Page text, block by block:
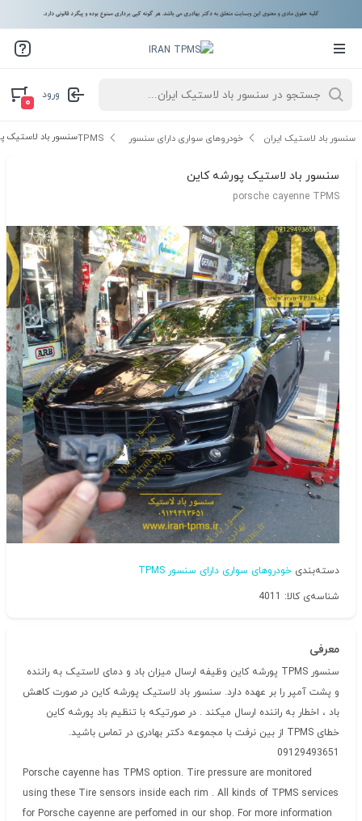
ورود
۰
سنسور باد لاستیک ایران خودروهای سواری دارای سنسور TPMS سنسور باد لاستیک
سنسور باد لاستیک پورشه کاین
porsche cayenne TPMS
دسته‌بندی خودروهای سواری دارای سنسور TPMS
شناسه‌ی کالا: 4011
معرفی
سنسور TPMS پورشه کاین وظیفه ارسال میزان باد و دمای لاستیک به راننده
و پشت آمپر را بر عهده دارد. سنسور باد لاستیک پورشه کاین در صورت کاهش
باد ، اخطار به راننده ارسال میکند . در صورتیکه با تنظیم باد پورشه کاین
خطای TPMS از بین نرفت با مجموعه دکتر بهادری در تماس باشید.
09129493651
Porsche cayenne has TPMS option. Tire pressure are monitored
using these Tire sensors inside each rim . All kinds of TPMS services
for Porsche cayenne are perfomed in our shop. For more information